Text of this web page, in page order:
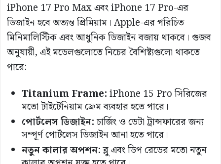
iPhone 17 Pro Max এবং iPhone 17 Pro-এর
ডিজাইন হবে অত্যন্ত প্রিমিয়াম। Apple-এর পরিচিত
মিনিমালিস্টিক এবং আধুনিক ডিজাইন বজায় থাকবে। গুজব
অনুযায়ী, এই মডেলগুলোতে নিচের বৈশিষ্ট্যগুলো থাকতে
পারে:
Titanium Frame:iPhone 15 Pro সিরিজের
মতো টাইটেনিয়াম ফ্রেম ব্যবহার হতে পারে।
পোর্টলেস ডিজাইন:চার্জিং ও ডেটা ট্রান্সফারের জন্য
সম্পূর্ণ পোর্টলেস ডিজাইন আনা হতে পারে।
নতুন কালার অপশন:ব্লু এবং ডিপ রেডের মতো নতুন